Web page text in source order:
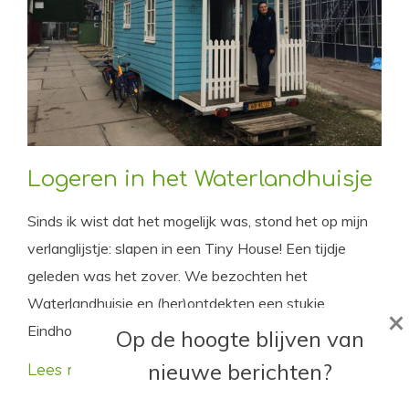
Logeren in het Waterlandhuisje
Sinds ik wist dat het mogelijk was, stond het op mijn
verlanglijstje: slapen in een Tiny House! Een tijdje
geleden was het zover. We bezochten het
Waterlandhuisje en (her)ontdekten een stukje
Eindhoven.
Lees meer
Op de hoogte blijven van
nieuwe berichten?
×